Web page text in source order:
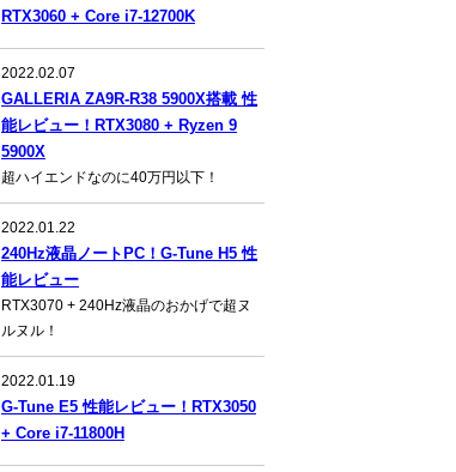
RTX3060 + Core i7-12700K
2022.02.07
GALLERIA ZA9R-R38 5900X搭載 性
能レビュー！RTX3080 + Ryzen 9
5900X
超ハイエンドなのに40万円以下！
2022.01.22
240Hz液晶ノートPC！G-Tune H5 性
能レビュー
RTX3070 + 240Hz液晶のおかげで超ヌ
ルヌル！
2022.01.19
G-Tune E5 性能レビュー！RTX3050
+ Core i7-11800H